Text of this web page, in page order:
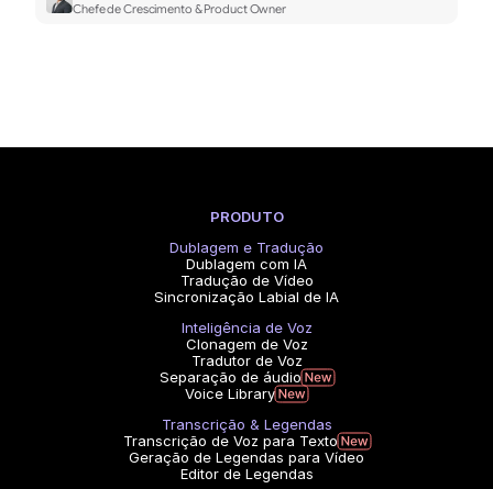
Chefe de Crescimento & Product Owner
PRODUTO
Dublagem e Tradução
Dublagem com IA
Tradução de Vídeo
Sincronização Labial de IA
Inteligência de Voz
Clonagem de Voz
Tradutor de Voz
Separação de áudio
Voice Library
Transcrição & Legendas
Transcrição de Voz para Texto
Geração de Legendas para Vídeo
Editor de Legendas